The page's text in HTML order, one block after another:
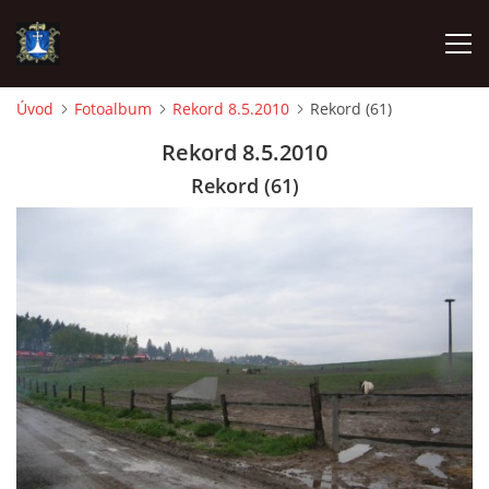
INFORMACE JEDNOTKY »
TECHNIKA
OZNAČENÍ HASIČSKÉ TECHNIKY
Úvod Fotoalbum Rekord 8.5.2010 Rekord (61)
Rekord 8.5.2010
Rekord (61)